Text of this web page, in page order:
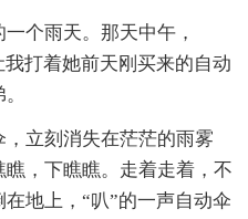
个雨天。那天中午，
打着她前天刚买来的自动
立刻消失在茫茫的雨雾
，下瞧瞧。走着走着，不
地上，“叭”的一声自动伞